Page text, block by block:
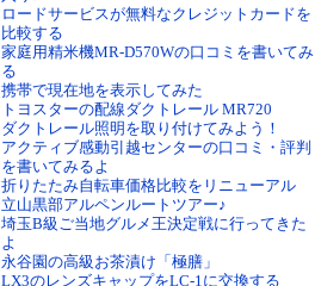
ロードサービスが無料なクレジットカードを
比較する
家庭用精米機MR-D570Wの口コミを書いてみ
る
携帯で現在地を表示してみた
トヨスターの配線ダクトレール MR720
ダクトレール照明を取り付けてみよう！
アクティブ感動引越センターの口コミ・評判
を書いてみるよ
折りたたみ自転車価格比較をリニューアル
立山黒部アルペンルートツアー♪
埼玉B級ご当地グルメ王決定戦に行ってきた
よ
永谷園の高級お茶漬け「極膳」
LX3のレンズキャップをLC-1に交換する